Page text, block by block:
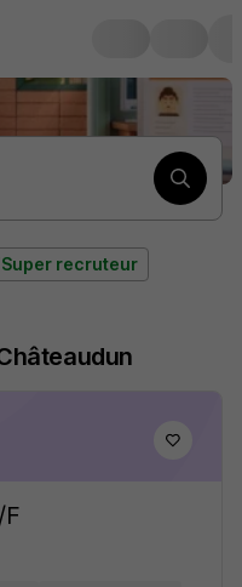
Super recruteur